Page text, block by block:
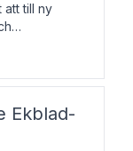
att till ny
Hon
på
sitt inträde vid
Ekblad-